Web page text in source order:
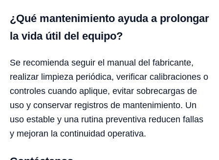
¿Qué mantenimiento ayuda a prolongar
la vida útil del equipo?
Se recomienda seguir el manual del fabricante,
realizar limpieza periódica, verificar calibraciones o
controles cuando aplique, evitar sobrecargas de
uso y conservar registros de mantenimiento. Un
uso estable y una rutina preventiva reducen fallas
y mejoran la continuidad operativa.